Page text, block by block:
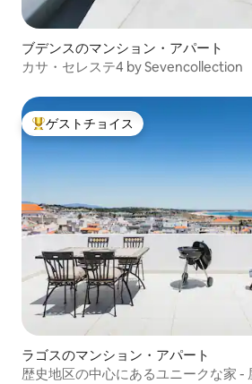
ブデンスのマンション・アパート
カサ・セレステ4 by Sevencollection
大好評のゲストチョイスです。
ゲストチョイス
ラゴスのマンション・アパート
歴史地区の中心にあるユニークな家 -